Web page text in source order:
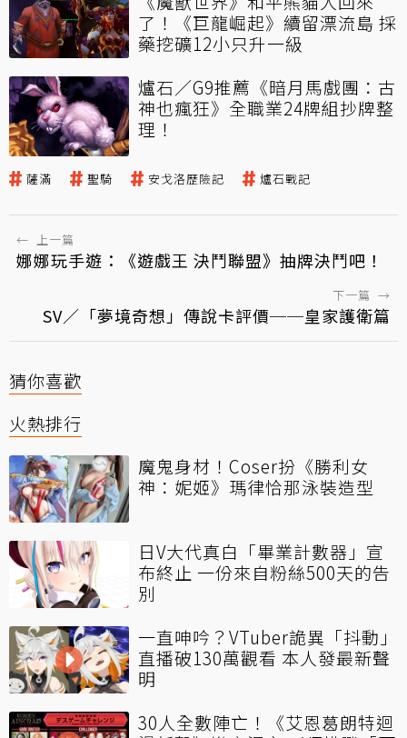
了！《巨龍崛起》續留漂流島 採
藥挖礦12小只升一級
爐石／G9推薦《暗月馬戲團：古
神也瘋狂》全職業24牌組抄牌整
理！
薩滿 聖騎 安戈洛歷險記 爐石戰記
← 上一篇
娜娜玩手遊：《遊戲王 決鬥聯盟》抽牌決鬥吧！
下一篇 →
SV／「夢境奇想」傳說卡評價──皇家護衛篇
猜你喜歡
火熱排行
魔鬼身材！Coser扮《勝利女
神：妮姬》瑪律恰那泳裝造型
日V大代真白「畢業計數器」宣
布終止 一份來自粉絲500天的告
別
一直呻吟？VTuber詭異「抖動」
直播破130萬觀看 本人發最新聲
明
30人全數陣亡！《艾恩葛朗特迴